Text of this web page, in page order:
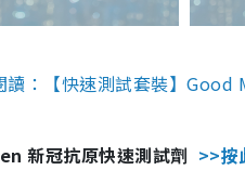
讀：【快速測試套裝】Good
新冠抗原快速測試劑 >>按